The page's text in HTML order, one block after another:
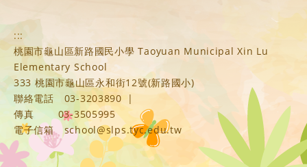
:::
桃園市龜山區新路國民小學 Taoyuan Municipal Xin Lu
Elementary School
333 桃園市龜山區永和街12號(新路國小)
聯絡電話
03-3203890
|
傳真
03-3505995
電子信箱
school@slps.tyc.edu.tw